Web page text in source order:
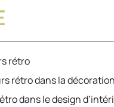
rétro
rétro dans la
dans le design